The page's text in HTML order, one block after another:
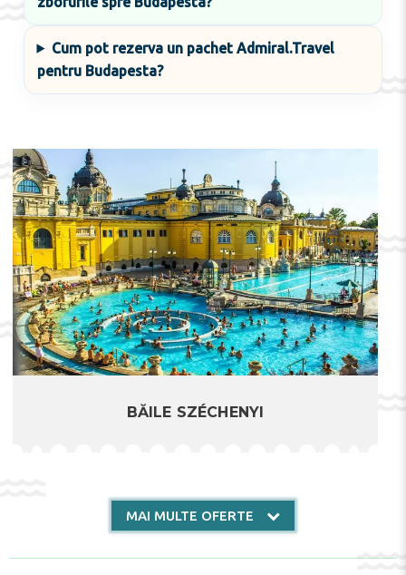
Cum pot rezerva un pachet Admiral.Travel
pentru Budapesta?
BĂILE SZÉCHENYI
MAI MULTE OFERTE